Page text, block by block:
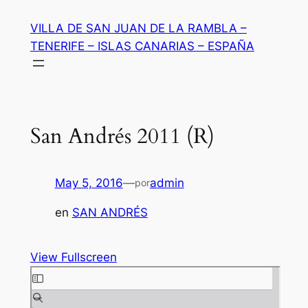
contenido
VILLA DE SAN JUAN DE LA RAMBLA –
TENERIFE – ISLAS CANARIAS – ESPAÑA
San Andrés 2011 (R)
May 5, 2016—poradmin
en SAN ANDRÉS
View Fullscreen
Saltar
al